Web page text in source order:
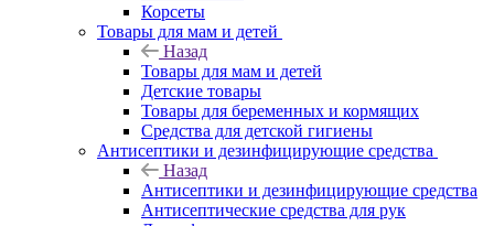
Корсеты
Товары для мам и детей
Назад
Товары для мам и детей
Детские товары
Товары для беременных и кормящих
Средства для детской гигиены
Антисептики и дезинфицирующие средства
Назад
Антисептики и дезинфицирующие средства
Антисептические средства для рук